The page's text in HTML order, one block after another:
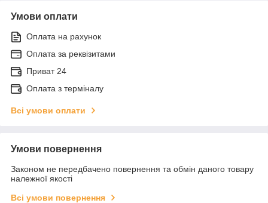
Умови оплати
Оплата на рахунок
Оплата за реквізитами
Приват 24
Оплата з терміналу
Всі умови оплати
Умови повернення
Законом не передбачено повернення та обмін даного товару
належної якості
Всі умови повернення